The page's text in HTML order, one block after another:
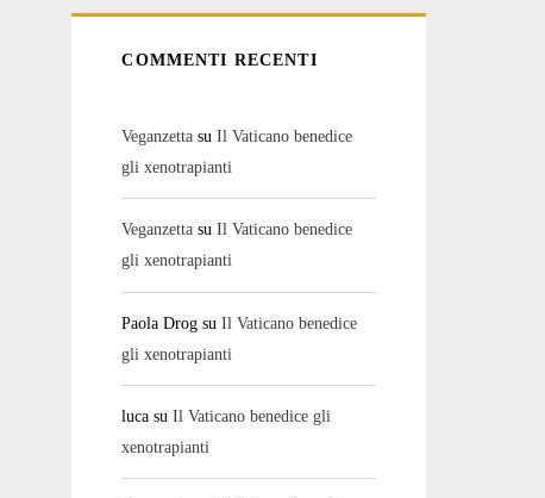
COMMENTI RECENTI
Veganzetta suIl Vaticano benedice
gli xenotrapianti
Veganzetta suIl Vaticano benedice
gli xenotrapianti
Paola Drog suIl Vaticano benedice
gli xenotrapianti
luca suIl Vaticano benedice gli
xenotrapianti